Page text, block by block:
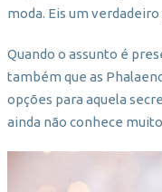
moda. Eis um
Quando o assunto é
também que as
opções para aquela
ainda não conhece